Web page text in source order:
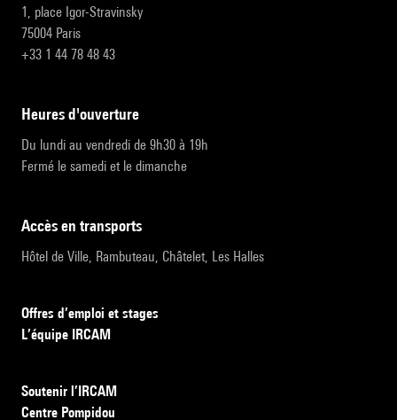
1, place Igor-Stravinsky
75004 Paris
+33 1 44 78 48 43
heures d'ouverture
Du lundi au vendredi de 9h30 à 19h
Fermé le samedi et le dimanche
accès en transports
Hôtel de Ville, Rambuteau, Châtelet, Les Halles
Offres d’emploi et stages
L’équipe IRCAM
Soutenir l’IRCAM
Centre Pompidou